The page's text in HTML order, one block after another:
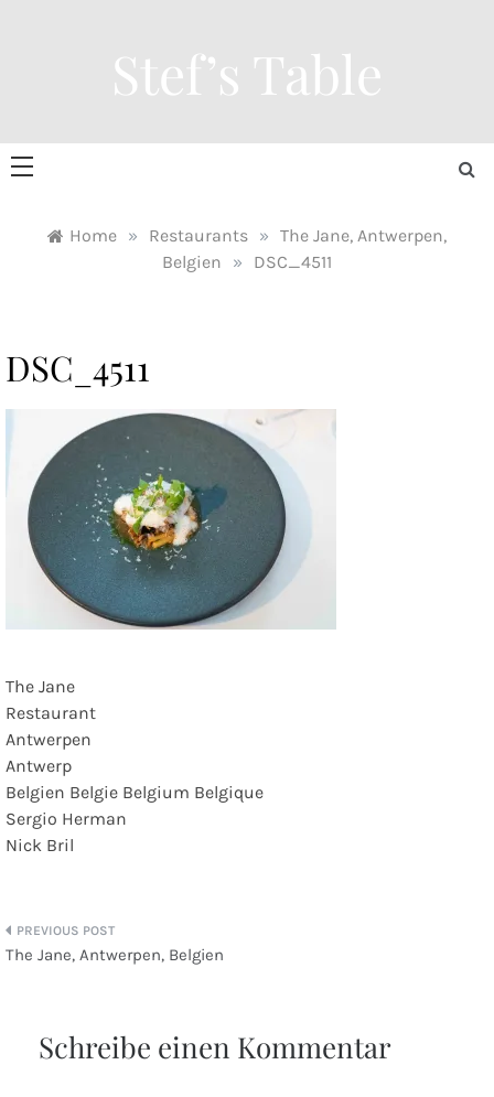
Stef’s Table
Home » Restaurants » The Jane, Antwerpen,
Belgien
» DSC_4511
DSC_4511
The Jane
Restaurant
Antwerpen
Antwerp
Belgien Belgie Belgium Belgique
Sergio Herman
Nick Bril
Beitragsnavigation
The Jane, Antwerpen, Belgien
Schreibe einen Kommentar